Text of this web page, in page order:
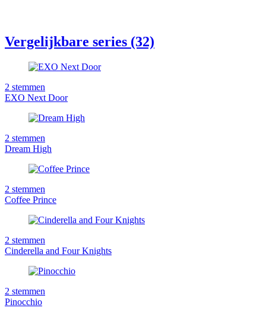
Vergelijkbare series (32)
2 stemmen
EXO Next Door
2 stemmen
Dream High
2 stemmen
Coffee Prince
2 stemmen
Cinderella and Four Knights
2 stemmen
Pinocchio